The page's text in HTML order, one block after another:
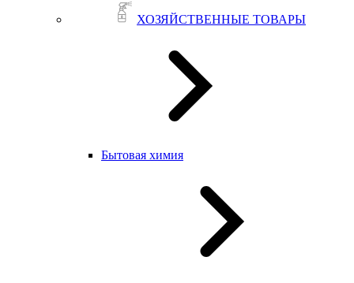
ХОЗЯЙСТВЕННЫЕ ТОВАРЫ
Бытовая химия